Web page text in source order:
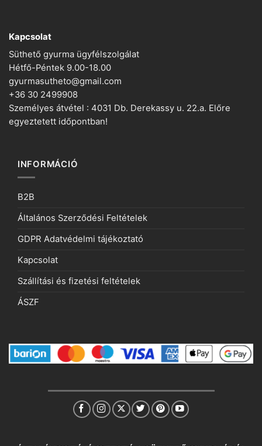
Kapcsolat
Süthető gyurma ügyfélszolgálat
Hétfő-Péntek 9.00-18.00
gyurmasutheto@gmail.com
+36 30 2499908
Személyes átvétel : 4031 Db. Derekassy u. 22.a. Előre
egyeztetett időpontban!
INFORMÁCIÓ
B2B
Általános Szerződési Feltételek
GDPR Adatvédelmi tájékoztató
Kapcsolat
Szállítási és fizetési feltételek
ÁSZF